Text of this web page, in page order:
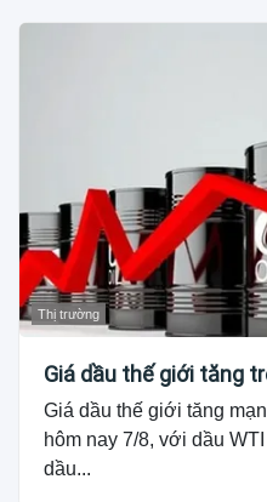
Thị trường
Giá dầu thế giới tăng
Giá dầu thế giới tăng
hôm nay 7/8, với dầu
dầu...